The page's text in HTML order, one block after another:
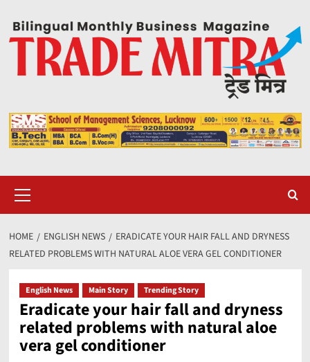
content
Menu
HOME ENGLISH NEWS
ERADICATE YOUR HAIR FALL AND DRYNESS
RELATED PROBLEMS WITH NATURAL ALOE VERA GEL CONDITIONER
English News Main Story Trending Story
Eradicate your hair fall and dryness
related problems with natural aloe
vera gel conditioner